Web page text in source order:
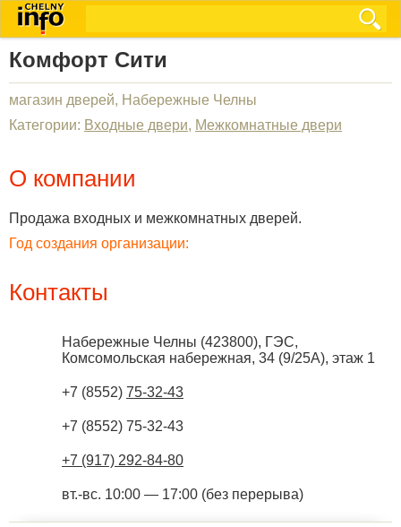
Комфорт Сити
магазин дверей, Набережные Челны
Категории: Входные двери, Межкомнатные двери
О компании
Продажа входных и межкомнатных дверей.
Год создания организации:
Контакты
Набережные Челны (423800), ГЭС,
Комсомольская набережная, 34 (9/25А), этаж 1
+7 (8552) 75-32-43
+7 (8552) 75-32-43
+7 (917) 292-84-80
вт.-вс. 10:00 — 17:00 (без перерыва)